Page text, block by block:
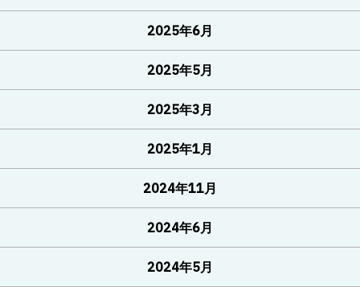
2025年6月
2025年5月
2025年3月
2025年1月
2024年11月
2024年6月
2024年5月